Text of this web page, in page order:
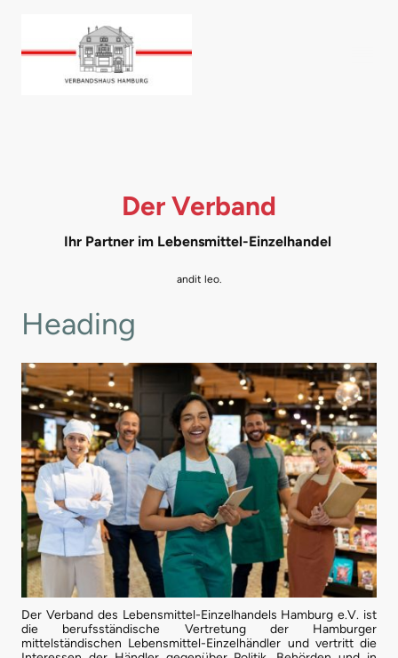
Der Verband
Ihr Partner im Lebensmittel-Einzelhandel
andit leo.
Heading
Der Verband des Lebensmittel-Einzelhandels Hamburg e.V. ist
die berufsständische Vertretung der Hamburger
mittelständischen Lebensmittel-Einzelhändler und vertritt die